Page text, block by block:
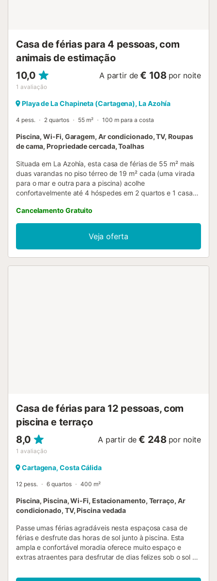
Casa de férias para 4 pessoas, com
animais de estimação
10,0
1 avaliação
A partir de € 108 por noite
Playa de La Chapineta (Cartagena), La Azohía
4 pess. 2 quartos 55 m² 100 m para a costa
Piscina, Wi-Fi, Garagem, Ar condicionado, TV, Roupas
de cama, Propriedade cercada, Toalhas
Situada em La Azohía, esta casa de férias de 55 m² mais
duas varandas no piso térreo de 19 m² cada (uma virada
para o mar e outra para a piscina) acolhe
confortavelmente até 4 hóspedes em 2 quartos e 1 casa
equipada com máquina de café, Wi-Fi de alta velocidade
ideal para videochamadas, televisão, ar condicionado e
aquecimento central em toda a casa, ventoinhas em todos
os quartos e sala, e máquina de lavar roupa. O check-in
autónomo facilita a vossa chegada. Para famílias com
Cancelamento Gratuito
Veja oferta
Casa de férias para 12 pessoas, com
piscina e terraço
8,0
1 avaliação
A partir de € 248 por noite
Cartagena, Costa Cálida
12 pess. 6 quartos 400 m²
Piscina, Piscina, Wi-Fi, Estacionamento, Terraço, Ar
condicionado, TV, Piscina vedada
Passe umas férias agradáveis nesta espaçosa casa de
férias e desfrute das horas de sol junto à piscina. Esta
ampla e confortável moradia oferece muito espaço e
extras atraentes para desfrutar de dias felizes sob o sol do
preparar deliciosas refeições juntos na cozinha espaçosa.